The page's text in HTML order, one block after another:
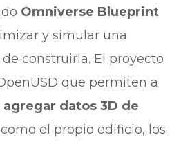
Omniverse Blueprint
y simular una
construirla. El proyecto
que permiten a
agregar datos 3D de
como el propio edificio, los